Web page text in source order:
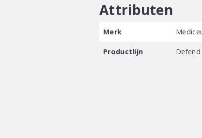
Attributen
Merk
Productlijn Defend